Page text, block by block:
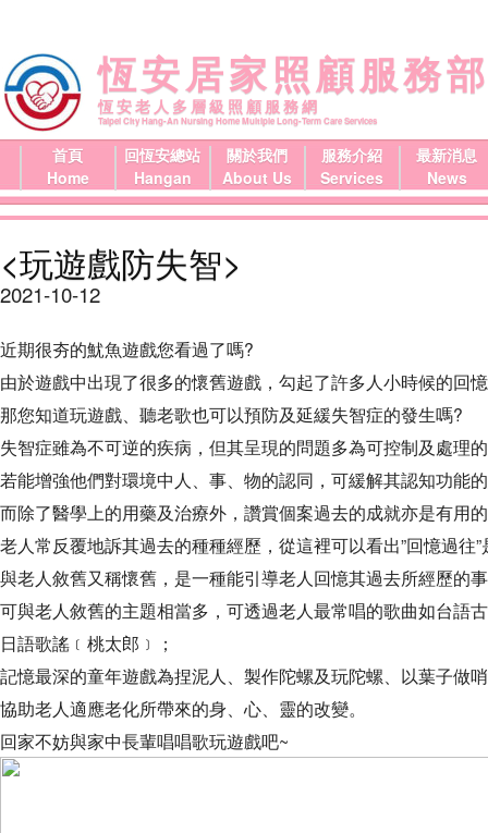
恆安居家照顧服務
恆安老人多層級照顧服務網
Taipei City Hang-An Nursing Home Multiple Long-Term Care Services
首頁
Home
回恆安總站
Hangan
關於我們
About Us
服務介紹
Services
最新消息
News
<玩遊戲防失智>
2021-10-12
近期很夯的魷魚遊戲您看過了嗎?
由於遊戲中出現了很多的懷舊遊戲，勾起了許多人小時候的回
那您知道玩遊戲、聽老歌也可以預防及延緩失智症的發生嗎?
失智症雖為不可逆的疾病，但其呈現的問題多為可控制及處理
若能增強他們對環境中人、事、物的認同，可緩解其認知功能
而除了醫學上的用藥及治療外，讚賞個案過去的成就亦是有用
老人常反覆地訴其過去的種種經歷，從這裡可以看出”回憶過往
與老人敘舊又稱懷舊，是一種能引導老人回憶其過去所經歷的
可與老人敘舊的主題相當多，可透過老人最常唱的歌曲如台語
日語歌謠﹝桃太郎﹞；
記憶最深的童年遊戲為捏泥人、製作陀螺及玩陀螺、以葉子做
協助老人適應老化所帶來的身、心、靈的改變。
回家不妨與家中長輩唱唱歌玩遊戲吧~